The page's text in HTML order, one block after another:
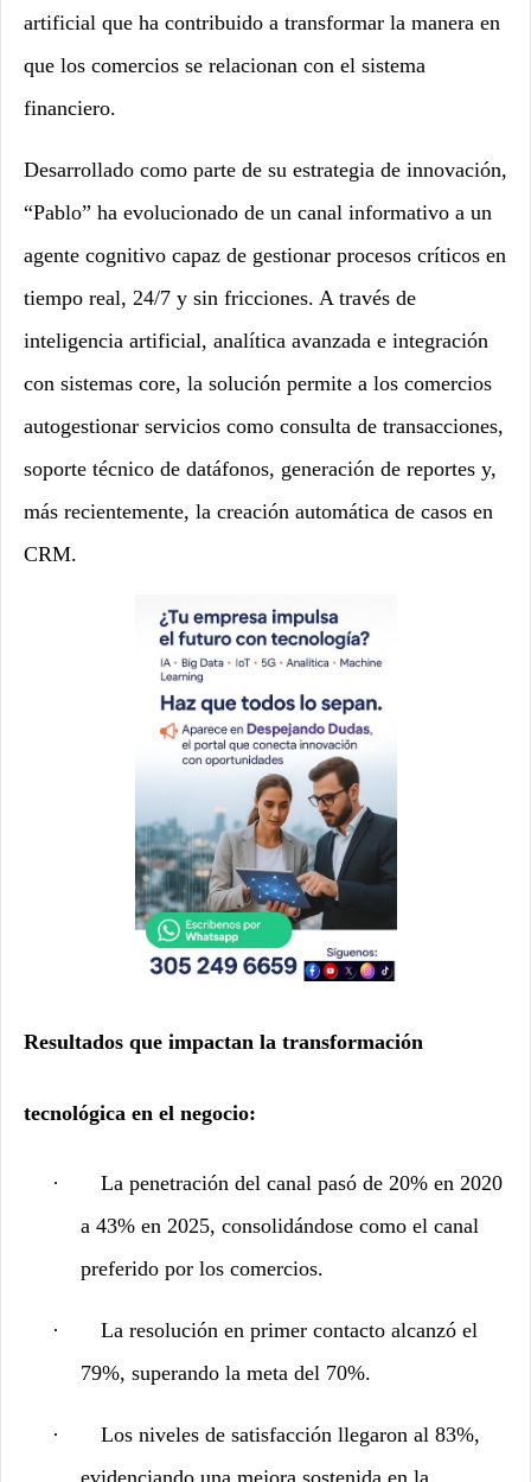
artificial que ha contribuido a transformar la manera en
que los comercios se relacionan con el sistema
financiero.
Desarrollado como parte de su estrategia de innovación,
“Pablo” ha evolucionado de un canal informativo a un
agente cognitivo capaz de gestionar procesos críticos en
tiempo real, 24/7 y sin fricciones. A través de
inteligencia artificial, analítica avanzada e integración
con sistemas core, la solución permite a los comercios
autogestionar servicios como consulta de transacciones,
soporte técnico de datáfonos, generación de reportes y,
más recientemente, la creación automática de casos en
CRM.
Resultados que impactan la transformación
tecnológica en el negocio:
·
La penetración del canal pasó de 20% en 2020
a 43% en 2025, consolidándose como el canal
preferido por los comercios.
·
La resolución en primer contacto alcanzó el
79%, superando la meta del 70%.
·
Los niveles de satisfacción llegaron al 83%,